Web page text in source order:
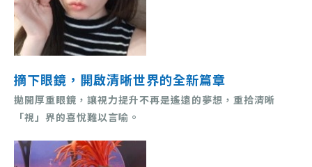
摘下眼鏡，開啟清晰世界的全新篇章
拋開厚重眼鏡，讓視力提升不再是遙遠的夢想，重拾清晰
「視」界的喜悅難以言喻。